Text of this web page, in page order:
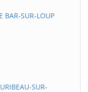
SUR-LOUP
SUR-